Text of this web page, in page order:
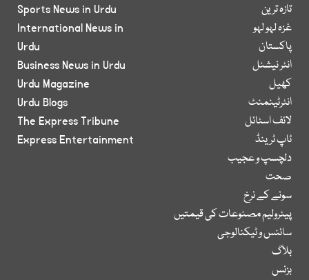
تازہ ترین
غزہ لہو لہو
پاکستان
انٹر نیشنل
کھیل
انٹرٹینمنٹ
لائف اسٹائل
ٹاپ ٹرینڈ
دلچسپ و عجیب
صحت
سونے کے نرخ
پیٹرولیم مصنوعات کی قیمتیں
سائنس و ٹیکنالوجی
بلاگ
بزنس
Sports News in Urdu
International News in
Urdu
Business News in Urdu
Urdu Magazine
Urdu Blogs
The Express Tribune
Express Entertainment